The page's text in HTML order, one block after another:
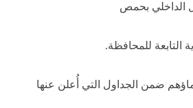
الداخلي بحمص
التابعة للمحافظة.
ضمن الجداول التي أُعلن عنها